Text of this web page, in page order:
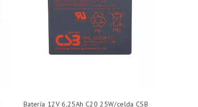
Batería 12V 6,25Ah C20 25W/celda CSB